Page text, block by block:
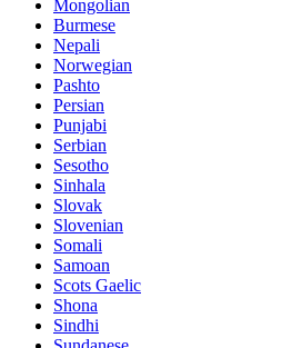
Mongolian
Burmese
Nepali
Norwegian
Pashto
Persian
Punjabi
Serbian
Sesotho
Sinhala
Slovak
Slovenian
Somali
Samoan
Scots Gaelic
Shona
Sindhi